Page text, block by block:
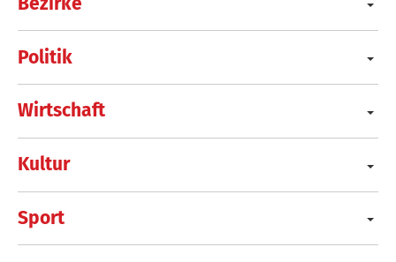
Politik
Wirtschaft
Kultur
Sport